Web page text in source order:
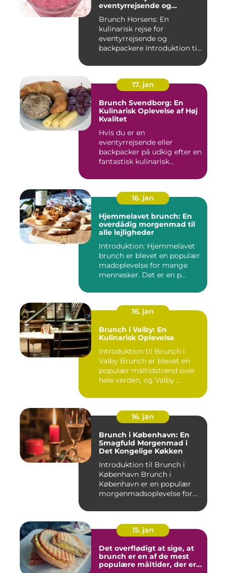
eventyrrejsende og
Brunch Horsens: En
kulinarisk rejse for
eventyrrejsende og
backpackere Introduktion til
17. jan
Brunch Svendborg: En
Kulinarisk Oplevelse af Høj
Kvalitet
Hvis du er en
eventyrrejsende eller
backpacker på udkig efter en
fantastisk kulinarisk
16. jan
Hjemmelavet brunch: En
overdådig morgenmad til
alle lejligheder
Introduktion: Hjemmelavet
brunch er blevet en populær
madoplevelse for mange
mennesker. Det er en p...
16. jan
Brunch i Valby: En
Kulinarisk Oplevelse
Introduktion til Brunch i
Valby Brunch er blevet en
populær måltidstrend over
hele verden, og Valby ...
16. jan
Brunch i København: En
Smagfuld Morgenmad i
Det Kongelige Køkken
Introduktion til Brunch i
København Brunch i
København er en populær
morgenmadsoplevelse for
15. jan
Det overflødigt at sige, at
brunch er en af de mest
populære måltider, der er